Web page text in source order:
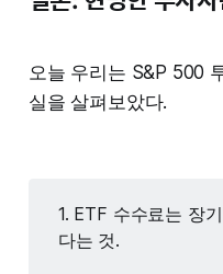
오늘 우리는 S&P 500
실을 살펴보았다.
1. ETF 수수료는 장
다는 것.